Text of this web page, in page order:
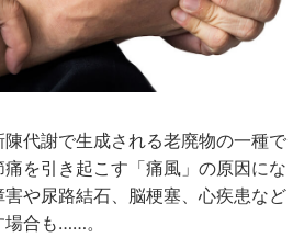
陳代謝で生成される老廃物の一種で
を引き起こす「痛風」の原因にな
や尿路結石、脳梗塞、心疾患など
合も……。